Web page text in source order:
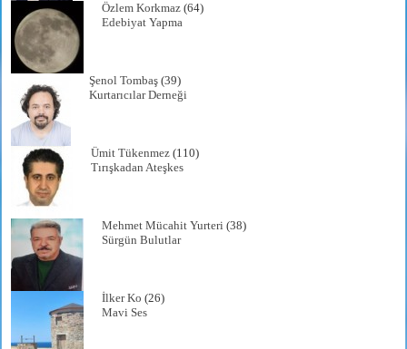
Özlem Korkmaz (64)
Edebiyat Yapma
Şenol Tombaş (39)
Kurtarıcılar Derneği
Ümit Tükenmez (110)
Tırışkadan Ateşkes
Mehmet Mücahit Yurteri (38)
Sürgün Bulutlar
İlker Ko (26)
Mavi Ses